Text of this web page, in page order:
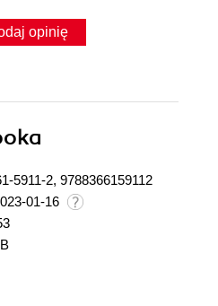
opinię
5911-2, 9788366159112
01-16